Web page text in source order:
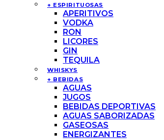
+ ESPIRITUOSAS
APERITIVOS
VODKA
RON
LICORES
GIN
TEQUILA
WHISKYS
+ BEBIDAS
AGUAS
JUGOS
BEBIDAS DEPORTIVAS
AGUAS SABORIZADAS
GASEOSAS
ENERGIZANTES